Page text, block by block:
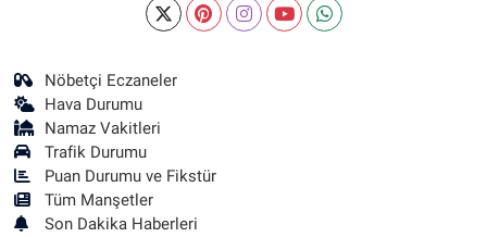
Nöbetçi Eczaneler
Hava Durumu
Namaz Vakitleri
Trafik Durumu
Puan Durumu ve Fikstür
Tüm Manşetler
Son Dakika Haberleri